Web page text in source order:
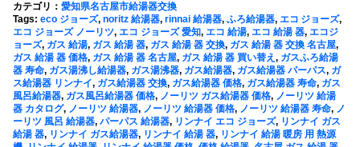
カテゴリ： 愛知県名古屋市給湯器交換
Tags: eco ジョーズ, noritz 給湯器, rinnai 給湯器, ふろ給湯器, エコ ジョーズ,
エコ ジョーズ ノーリツ, エコ ジョーズ 愛知, エコ 給湯, エコ 給湯 器, エコジ
ョーズ, ガス 給湯, ガス 給湯 器, ガス 給湯 器 交換, ガス 給湯 器 交換 名古屋,
ガス 給湯 器 価格, ガス 給湯 器 名古屋, ガス 給湯 器 買い替え , ガスふろ給湯
器 寿命, ガス湯沸し給湯器, ガス湯沸器, ガス給湯器, ガス給湯器 パーパス, ガ
ス給湯器 リンナイ, ガス給湯器 交換, ガス給湯器 価格, ガス給湯器 寿命, ガス
風呂給湯器, ガス風呂給湯器 価格, ノーリツ ガス給湯器 価格, ノーリツ 給湯
器 カタログ, ノーリツ 給湯器, ノーリツ 給湯器 価格, ノーリツ 給湯器 寿命, ノ
ーリツ 風呂 給湯器, パーパス 給湯器, リンナイ エコ ジョーズ, リンナイ ガス
給湯 器, リンナイ ガス給湯器, リンナイ 給湯 器, リンナイ 給湯 暖房 用 熱源